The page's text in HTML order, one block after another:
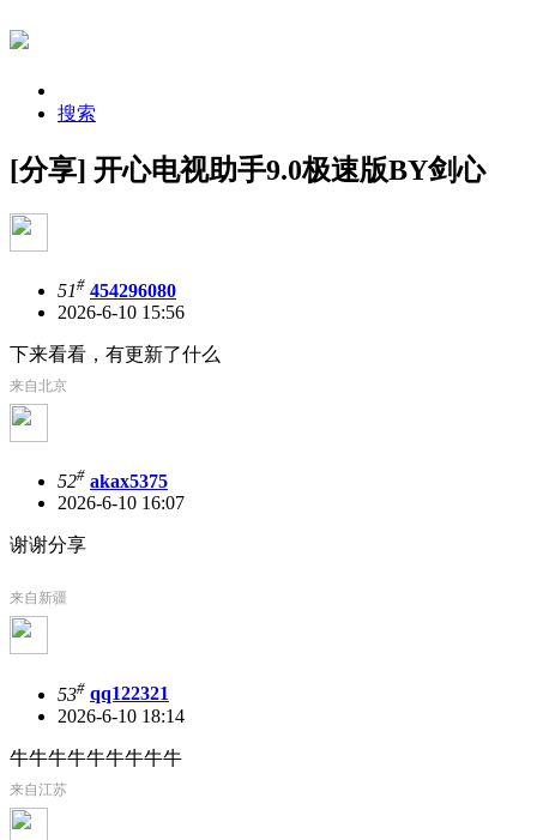
搜索
[分享] 开心电视助手9.0极速版BY剑心
51# 454296080
2026-6-10 15:56
下来看看，有更新了什么
来自北京
52# akax5375
2026-6-10 16:07
谢谢分享
来自新疆
53# qq122321
2026-6-10 18:14
牛牛牛牛牛牛牛牛牛
来自江苏